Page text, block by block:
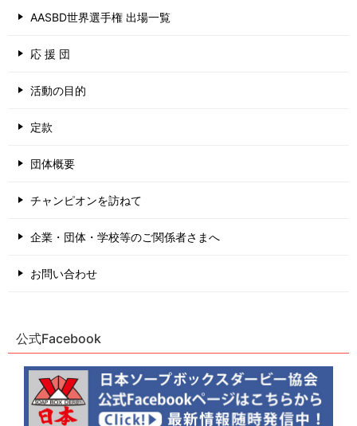
AASBD世界選手権 出場一覧
応 援 団
活動の目的
定款
団体概要
チャンピオンを訪ねて
企業・団体・学校等のご関係者さまへ
お問い合わせ
公式Facebook